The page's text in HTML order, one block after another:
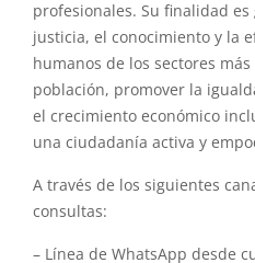
profesionales. Su finalidad
justicia, el conocimiento y la
humanos de los sectores
población, promover la
el crecimiento económico
una ciudadanía activa y
A través de los siguientes
consultas:
– Línea de WhatsApp desde